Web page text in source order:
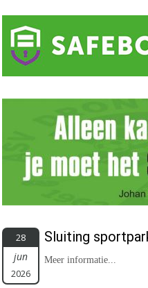
28
jun
2026
Sluiting
Meer informatie...